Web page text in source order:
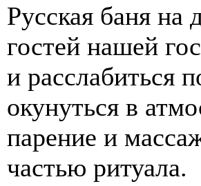
Русская баня на
гостей нашей
и расслабиться
окунуться в
парение и
частью ритуала.